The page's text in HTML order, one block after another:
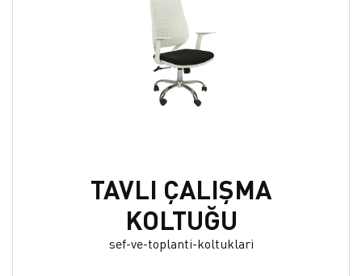
TAVLI ÇALIŞMA
KOLTUĞU
sef-ve-toplanti-koltuklari